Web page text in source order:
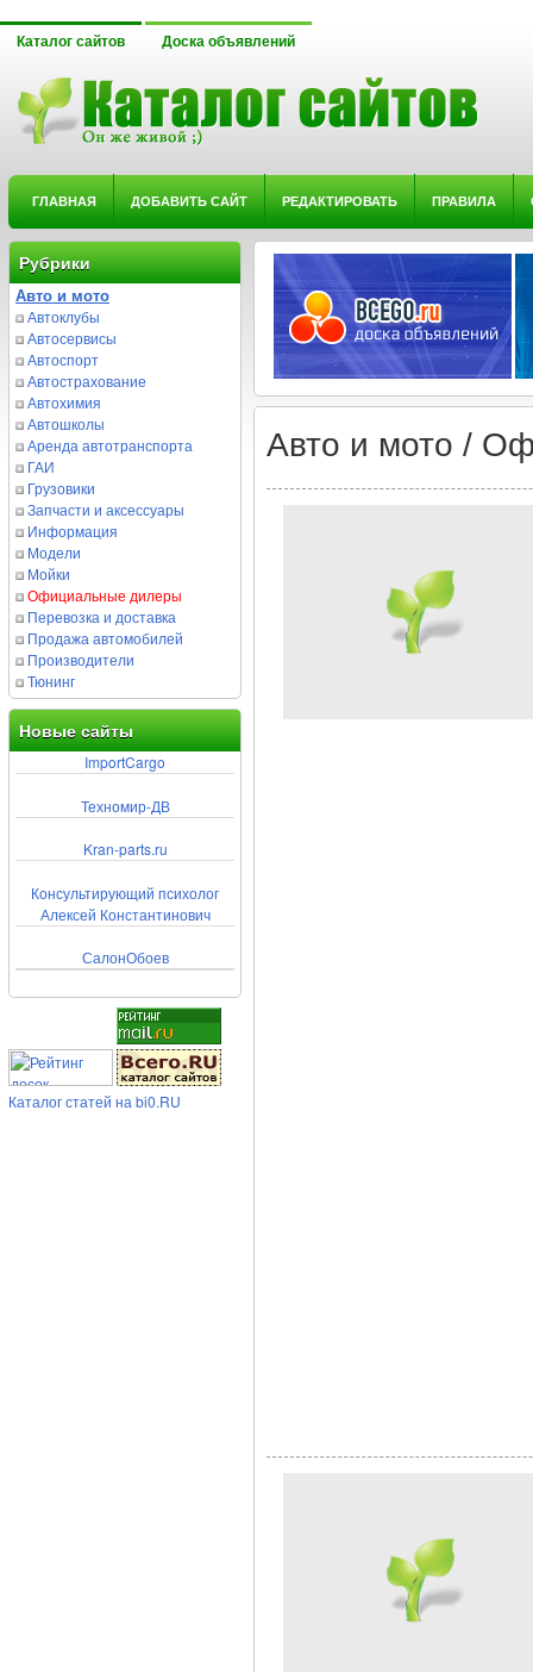
Каталог сайтов Доска объявлений
ГЛАВНАЯ ДОБАВИТЬ САЙТ РЕДАКТИРОВАТЬ ПРАВИЛА
Рубрики
Авто и мото
Автоклубы
Автосервисы
Автоспорт
Автострахование
Автохимия
Автошколы
Аренда автотранспорта
ГАИ
Грузовики
Запчасти и аксессуары
Информация
Модели
Мойки
Официальные дилеры
Перевозка и доставка
Продажа автомобилей
Производители
Тюнинг
Новые сайты
ImportCargo
Техномир-ДВ
Kran-parts.ru
Консультирующий психолог
Алексей Константинович
СалонОбоев
Каталог статей на bi0.RU
Авто и мото /